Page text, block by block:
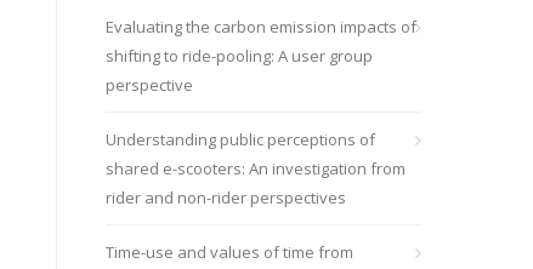
Evaluating the carbon emission impacts of
shifting to ride-pooling: A user group
perspective
Understanding public perceptions of
shared e-scooters: An investigation from
rider and non-rider perspectives
Time-use and values of time from